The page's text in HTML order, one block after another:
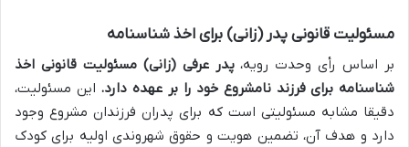
مسئولیت قانونی پدر (زانی) برای اخذ شناسنامه
بر اساس رأی وحدت رویه،پدر عرفی (زانی) مسئولیت قانونی اخذ
شناسنامه برای فرزند نامشروع خود را بر عهده دارد. این مسئولیت،
دقیقا مشابه مسئولیتی است که برای پدران فرزندان مشروع وجود
دارد و هدف آن، تضمین هویت و حقوق شهروندی اولیه برای کودک